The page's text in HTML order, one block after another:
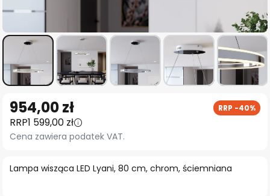
na
początek
galerii
Lampa wisząca LED Lyani, 80 cm, chrom, ściemniana
954,00 zł RRP -40%
RRP1 599,00 zł
Cena zawiera podatek VAT.